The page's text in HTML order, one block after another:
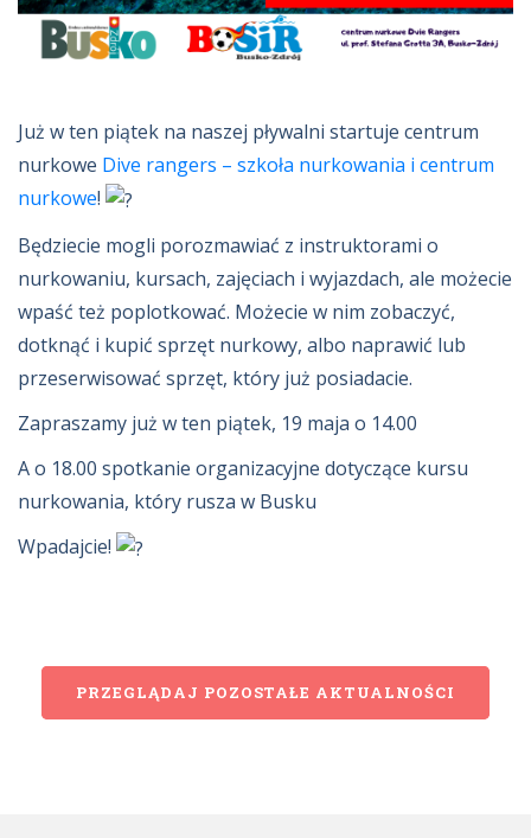
Już w ten piątek na naszej pływalni startuje centrum
nurkowe Dive rangers – szkoła nurkowania i centrum
nurkowe!
Będziecie mogli porozmawiać z instruktorami o
nurkowaniu, kursach, zajęciach i wyjazdach, ale możecie
wpaść też poplotkować. Możecie w nim zobaczyć,
dotknąć i kupić sprzęt nurkowy, albo naprawić lub
przeserwisować sprzęt, który już posiadacie.
Zapraszamy już w ten piątek, 19 maja o 14.00
A o 18.00 spotkanie organizacyjne dotyczące kursu
nurkowania, który rusza w Busku
Wpadajcie!
PRZEGLĄDAJ POZOSTAŁE AKTUALNOŚCI